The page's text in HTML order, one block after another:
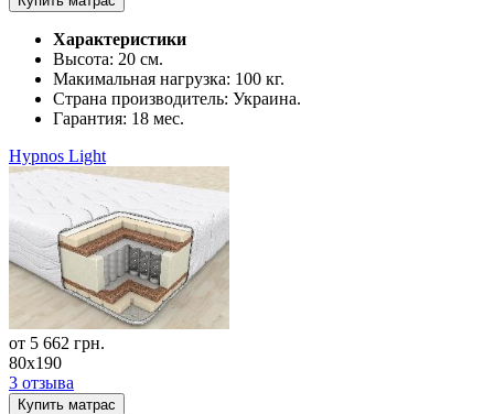
Характеристики
Высота: 20 см.
Макимальная нагрузка: 100 кг.
Страна производитель: Украина.
Гарантия: 18 мес.
Hypnos Light
от 5 662 грн.
80x190
3 отзыва
Купить матрас